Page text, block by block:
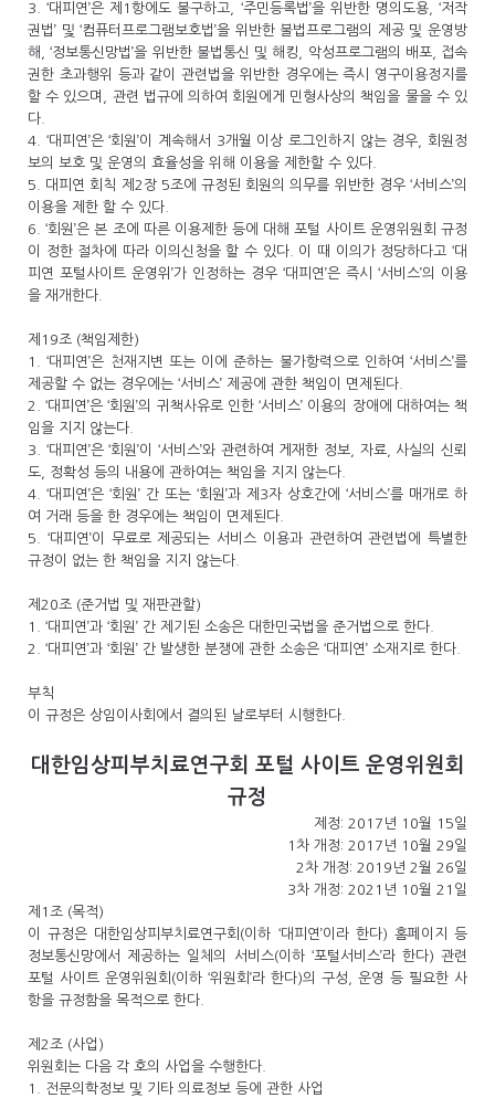
3. ‘대피연’은 제1항에도 불구하고, ‘주민등록법’을 위반한 명의도용, ‘저작
권법’ 및 ‘컴퓨터프로그램보호법’을 위반한 불법프로그램의 제공 및 운영방
해, ‘정보통신망법’을 위반한 불법통신 및 해킹, 악성프로그램의 배포, 접속
권한 초과행위 등과 같이 관련법을 위반한 경우에는 즉시 영구이용정지를
할 수 있으며, 관련 법규에 의하여 회원에게 민형사상의 책임을 물을 수 있
다.
4. ‘대피연’은 ‘회원’이 계속해서 3개월 이상 로그인하지 않는 경우, 회원정
보의 보호 및 운영의 효율성을 위해 이용을 제한할 수 있다.
5. 대피연 회칙 제2장 5조에 규정된 회원의 의무를 위반한 경우 ‘서비스’의
이용을 제한 할 수 있다.
6. ‘회원’은 본 조에 따른 이용제한 등에 대해 포털 사이트 운영위원회 규정
이 정한 절차에 따라 이의신청을 할 수 있다. 이 때 이의가 정당하다고 ‘대
피연 포털사이트 운영위’가 인정하는 경우 ‘대피연’은 즉시 ‘서비스’의 이용
을 재개한다.
제19조 (책임제한)
1. ‘대피연’은 천재지변 또는 이에 준하는 불가항력으로 인하여 ‘서비스’를
제공할 수 없는 경우에는 ‘서비스’ 제공에 관한 책임이 면제된다.
2. ‘대피연’은 ‘회원’의 귀책사유로 인한 ‘서비스’ 이용의 장애에 대하여는 책
임을 지지 않는다.
3. ‘대피연’은 ‘회원’이 ‘서비스’와 관련하여 게재한 정보, 자료, 사실의 신뢰
도, 정확성 등의 내용에 관하여는 책임을 지지 않는다.
4. ‘대피연’은 ‘회원’ 간 또는 ‘회원’과 제3자 상호간에 ‘서비스’를 매개로 하
여 거래 등을 한 경우에는 책임이 면제된다.
5. ‘대피연’이 무료로 제공되는 서비스 이용과 관련하여 관련법에 특별한
규정이 없는 한 책임을 지지 않는다.
제20조 (준거법 및 재판관할)
1. ‘대피연’과 ‘회원’ 간 제기된 소송은 대한민국법을 준거법으로 한다.
2. ‘대피연’과 ‘회원’ 간 발생한 분쟁에 관한 소송은 ‘대피연’ 소재지로 한다.
부칙
이 규정은 상임이사회에서 결의된 날로부터 시행한다.
대한임상피부치료연구회 포털 사이트 운영위원회
규정
제정: 2017년 10월 15일
1차 개정: 2017년 10월 29일
2차 개정: 2019년 2월 26일
3차 개정: 2021년 10월 21일
제1조 (목적)
이 규정은 대한임상피부치료연구회(이하 ‘대피연’이라 한다) 홈페이지 등
정보통신망에서 제공하는 일체의 서비스(이하 ‘포털서비스’라 한다) 관련
포털 사이트 운영위원회(이하 ‘위원회’라 한다)의 구성, 운영 등 필요한 사
항을 규정함을 목적으로 한다.
제2조 (사업)
위원회는 다음 각 호의 사업을 수행한다.
1. 전문의학정보 및 기타 의료정보 등에 관한 사업